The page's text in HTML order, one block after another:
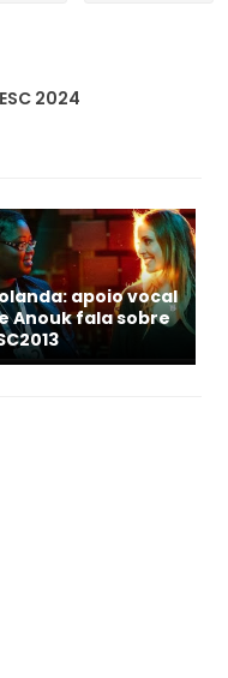
2024
apoio vocal
Anouk fala sobre